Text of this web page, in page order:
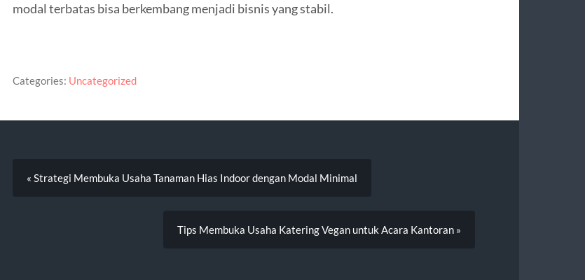
modal terbatas bisa berkembang menjadi bisnis yang stabil.
Categories: Uncategorized
« Strategi Membuka Usaha Tanaman Hias Indoor dengan Modal Minimal
Tips Membuka Usaha Katering Vegan untuk Acara Kantoran »